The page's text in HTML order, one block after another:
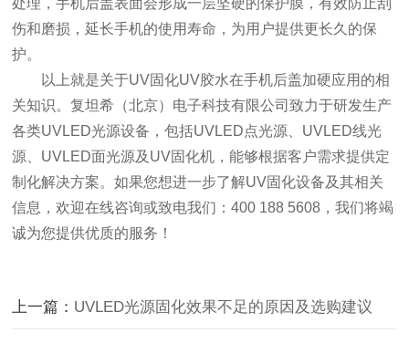
处理，手机后盖表面会形成一层坚硬的保护膜，有效防止刮
伤和磨损，延长手机的使用寿命，为用户提供更长久的保
护。
以上就是关于UV固化UV胶水在手机后盖加硬应用的相
关知识。复坦希（北京）电子科技有限公司致力于研发生产
各类UVLED光源设备，包括UVLED点光源、UVLED线光
源、UVLED面光源及UV固化机，能够根据客户需求提供定
制化解决方案。如果您想进一步了解UV固化设备及其相关
信息，欢迎在线咨询或致电我们：400 188 5608 ，我们将竭
诚为您提供优质的服务！
上一篇： UVLED光源固化效果不足的原因及选购建议